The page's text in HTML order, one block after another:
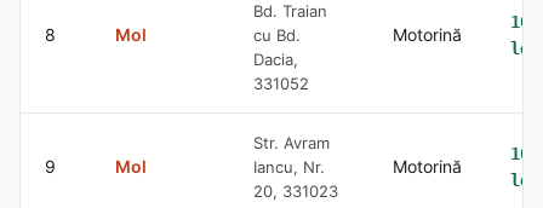
8 Mol
Bd. Traian
cu Bd.
Dacia,
331052
Motorină
lei
9 Mol
Str. Avram
Iancu, Nr.
20, 331023
Motorină
lei